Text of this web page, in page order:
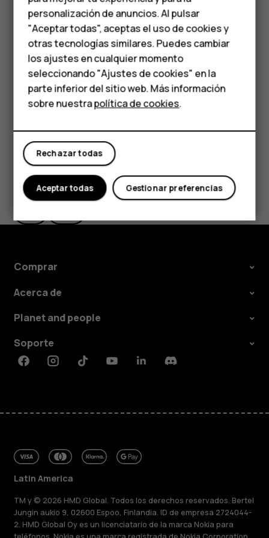
Teléfonos para
personas mayores
HMD Terra M
Comprar
Mi cuenta
Responder un mensaje
PresioneMensajes.
Presione el mensaje que desea responder.
Escriba su respuesta en el cuadro de texto debajo
del mensaje y presionesend
¿Te ha parecido útil?
Comprar
Acerca de
Planet and people
Soporte
FacebookInstagramTiktokYoutubeLinkedinDiscord
Latin America
TM y © 2026 HMD Global. Todos los derechos reservados. Bertel
Jungin aukio 9, 02600 Espoo, Finlandia. ID de empresa 2724044-
2. HMD Global Oy es un licenciatario de la marca Nokia para
personalización de anuncios. Al pulsar
"Aceptar todas", aceptas el uso de cookies y
otras tecnologías similares. Puedes cambiar
los ajustes en cualquier momento
seleccionando "Ajustes de cookies" en la
parte inferior del sitio web. Más información
sobre nuestrapolítica de cookies.
Rechazar todas
Gestionar preferencias
Aceptar todas